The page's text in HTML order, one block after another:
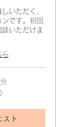
いただく、
です。初回
いただけま
ら
スト